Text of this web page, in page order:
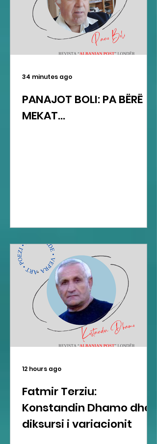
PANAJOT BOLI: PA BËRË
MEKAT...
34 minutes ago
Fatmir Terziu:
Konstandin Dhamo dhe
diksursi i variacionit
12 hours ago